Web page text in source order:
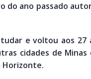
do ano passado
e voltou aos 27
cidades de Minas
Horizonte.